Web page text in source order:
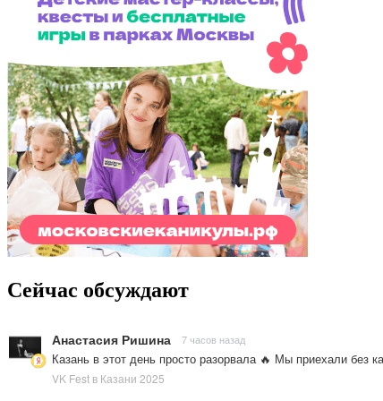
Сейчас обсуждают
Анастасия Ришина 7 часов назад
Казань в этот день просто разорвала 🔥 Мы приехали без
VK Fest в Казани 2025